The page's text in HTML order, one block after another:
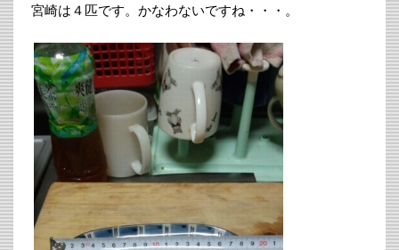
宮崎は４匹です。かなわないですね・・・。